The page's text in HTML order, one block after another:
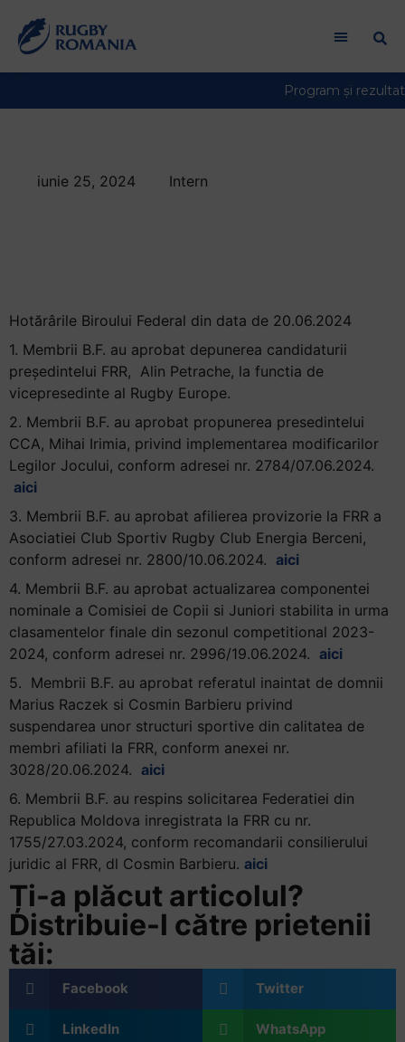
in
Accessibility
reader,
press
"Ctrl
/".
This
shortcut
activates
the
screen
to
help
you
navigate
and
interact
with
the
content.
iunie 25, 2024 Intern
Hotărârile Biroului Federal din data de 20.06.2024
1. Membrii B.F. au aprobat depunerea candidaturii
președintelui FRR, Alin Petrache, la functia de
vicepresedinte al Rugby Europe.
2. Membrii B.F. au aprobat propunerea presedintelui
CCA, Mihai Irimia, privind implementarea modificarilor
Legilor Jocului, conform adresei nr. 2784/07.06.2024.
aici
3. Membrii B.F. au aprobat afilierea provizorie la FRR a
Asociatiei Club Sportiv Rugby Club Energia Berceni,
conform adresei nr. 2800/10.06.2024. aici
4. Membrii B.F. au aprobat actualizarea componentei
nominale a Comisiei de Copii si Juniori stabilita in urma
clasamentelor finale din sezonul competitional 2023-
2024, conform adresei nr. 2996/19.06.2024. aici
5. Membrii B.F. au aprobat referatul inaintat de domnii
Marius Raczek si Cosmin Barbieru privind
suspendarea unor structuri sportive din calitatea de
membri afiliati la FRR, conform anexei nr.
3028/20.06.2024. aici
6. Membrii B.F. au respins solicitarea Federatiei din
Republica Moldova inregistrata la FRR cu nr.
1755/27.03.2024, conform recomandarii consilierului
juridic al FRR, dl Cosmin Barbieru. aici
Ți-a plăcut articolul?
Distribuie-l către prietenii
tăi:
Facebook Twitter
LinkedIn WhatsApp